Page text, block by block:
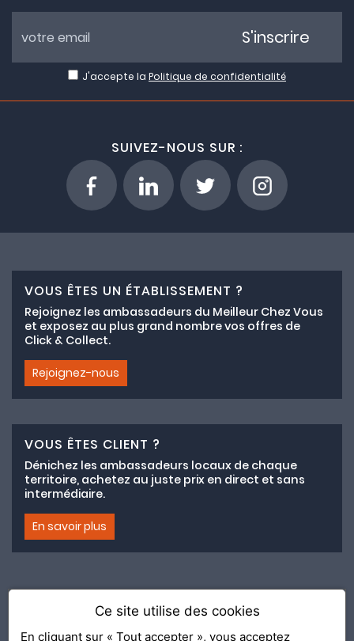
J'accepte la Politique de confidentialité
S'inscrire
SUIVEZ-NOUS SUR :
VOUS ÊTES UN ÉTABLISSEMENT ?
Rejoignez les ambassadeurs du Meilleur Chez Vous
et exposez au plus grand nombre vos offres de
Click & Collect.
Rejoignez-nous
VOUS ÊTES CLIENT ?
Dénichez les ambassadeurs locaux de chaque
territoire, achetez au juste prix en direct et sans
intermédiaire.
En savoir plus
Adhésion au collectif lemeilleurchezvous.com
Ce site utilise des cookies
En cliquant sur « Tout accepter », vous acceptez